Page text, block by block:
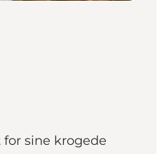
sine krogede